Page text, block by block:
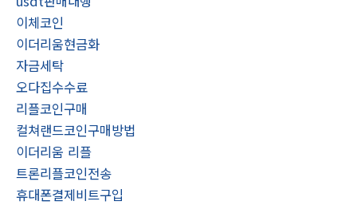
이체코인
이더리움현금화
자금세탁
오다집수수료
리플코인구매
컬쳐랜드코인구매방법
이더리움 리플
트론리플코인전송
휴대폰결제비트구입